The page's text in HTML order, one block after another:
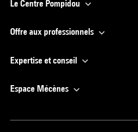
Le Centre Pompidou
Offre aux professionnels
Expertise et conseil
Espace Mécènes